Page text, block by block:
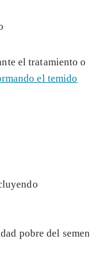
el tratamiento o
el temido
pobre del semen